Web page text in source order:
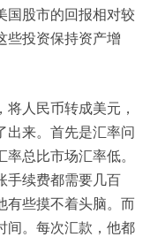
国股市的回报相对较
些投资保持资产增
人民币转成美元，
出来。首先是汇率问
总比市场汇率低。
手续费都需要几百
有些摸不着头脑。而
间。每次汇款，他都